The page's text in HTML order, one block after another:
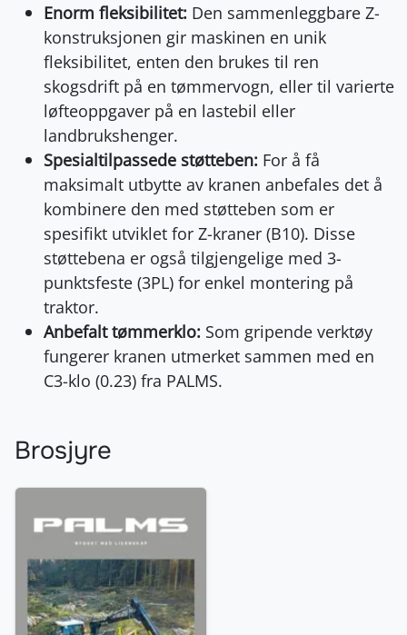
Enorm fleksibilitet: Den sammenleggbare Z-
konstruksjonen gir maskinen en unik
fleksibilitet, enten den brukes til ren
skogsdrift på en tømmervogn, eller til varierte
løfteoppgaver på en lastebil eller
landbrukshenger.
Spesialtilpassede støtteben: For å få
maksimalt utbytte av kranen anbefales det å
kombinere den med støtteben som er
spesifikt utviklet for Z-kraner (B10). Disse
støttebena er også tilgjengelige med 3-
punktsfeste (3PL) for enkel montering på
traktor.
Anbefalt tømmerklo: Som gripende verktøy
fungerer kranen utmerket sammen med en
C3-klo (0.23) fra PALMS.
Brosjyre